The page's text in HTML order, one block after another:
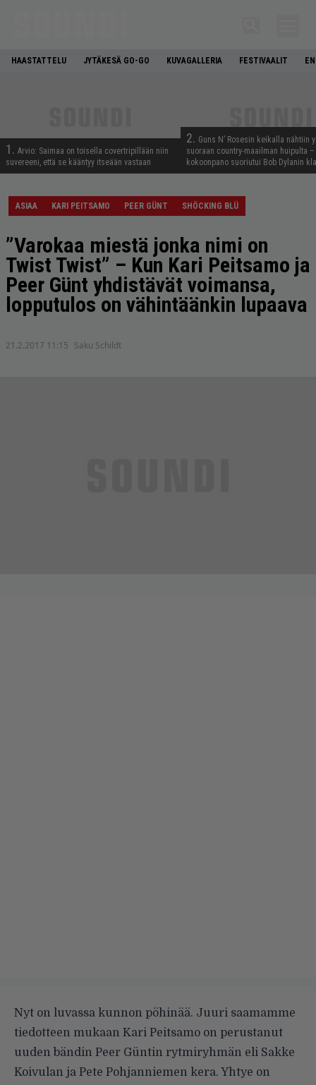
HAASTATTELU JYTÄKESÄ GO-GO KUVAGALLERIA FESTIVAALIT
1. Arvio: Saimaa on toisella covertripillään niin
suvereeni, että se kääntyy itseään vastaan
2. Guns N’ Rosesin keikalla nähtiin
suoraan country-maailman huipulta
kokoonpano suoriutui Bob Dylanin
ASIAA KARI PEITSAMO PEER GÜNT SHÖCKING BLÜ
”Varokaa miestä jonka nimi on
Twist Twist” – Kun Kari Peitsamo ja
Peer Günt yhdistävät voimansa,
lopputulos on vähintäänkin lupaava
21.2.2017 11:15 Saku Schildt
Nyt on luvassa kunnon pöhinää. Juuri saamamme
tiedotteen mukaan Kari Peitsamo on perustanut
uuden bändin Peer Güntin rytmiryhmän eli Sakke
Koivulan ja Pete Pohjanniemen kera. Yhtye on